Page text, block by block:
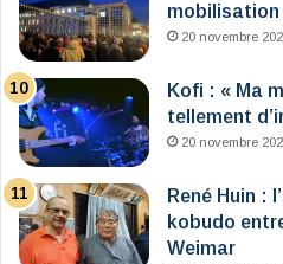
mobilisation
20 novembre
Kofi : « Ma
tellement
20 novembre
René Huin :
kobudo
Weimar